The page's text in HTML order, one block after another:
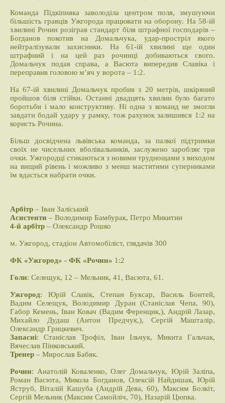
Команда Підкіпняка заволоділа центром поля, змушуючи
більшість гравців Ужгорода працювати на оборону. На 58-ій
хвилині Рочин розіграв стандарт біля штрафної господарів –
Богданов покотив на Домальчука, удар-простріл якого
нейтралізували захисники. На 61-ій хвилині ще один
штрафний і на цей раз рочинці добиваються свого.
Домальчук подав справа, а Васюта випередив Славіка і
переправив головою м’яч у ворота – 1:2.
На 67-ій хвилині Домальчук пробив з 20 метрів, шкіряний
пройшов біля стійки. Останні двадцять хвилин було багато
боротьби і мало конструктиву. Ні одна з команд не змогли
завдати бодай удару у рамку, тож рахунок залишився 1:2 на
користь Рочина.
Більш досвідчена львівська команда, за палкої підтримки
своїх не чисельних вболівальників, заслужено заробляє три
очки. Ужгородці стикаються з новими труднощами з виходом
на вищий рівень і можливо з менш маститими суперниками
їм вдасться набрати очки.
Арбітр – Іван Заліський
Асистенти – Володимир Бамбурак, Петро Микитин
4-й арбітр – Олександр Рошко
м. Ужгород, стадіон Автомобіліст, глядачів 300
ФК «Ужгород» - ФК «Рочин» 1:2
Голи: Селещук, 12 – Мельник, 41, Васюта, 61.
Ужгород: Юрій Славік, Степан Буксар, Василь Бонтей,
Вадим Селещук, Володимир Дуран (Станіслав Чепа, 90),
Габор Кемень, Іван Ковач (Вадим Ференцик,), Андрій Лазар,
Михайло Дудаш (Антон Предчук,), Сергій Машталір,
Олександр Грицкевич.
Запасні: Станіслав Трофіл, Іван Ільчук, Микита Гальчак,
Вячеслав Пінковський.
Тренер – Мирослав Бабяк.
Рочин: Анатолій Коваленко, Олег Домальчук, Юрій Заліпа,
Роман Васюта, Микола Богданов, Олексій Найдишак, Юрій
Яструб, Віталій Кашуба (Андрій Дева, 60), Максим Болкіт,
Сергій Мельник (Максим Самойліч, 70), Назарій Цюпка.